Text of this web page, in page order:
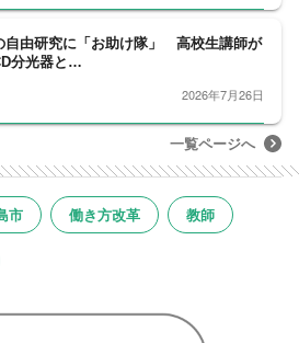
自由研究に「お助け隊」 高校生講師が
分光器と…
2026年7月26日
一覧ページへ
市 働き方改革 教師